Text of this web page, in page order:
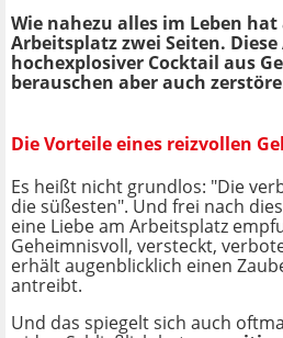
Wie nahezu alles im Leben
Arbeitsplatz zwei Seiten.
hochexplosiver Cocktail aus
berauschen aber auch
Die Vorteile eines reizvollen
Es heißt nicht grundlos: "Die
die süßesten". Und frei nach
eine Liebe am Arbeitsplatz
Geheimnisvoll, versteckt,
erhält augenblicklich einen
antreibt.
Und das spiegelt sich auch